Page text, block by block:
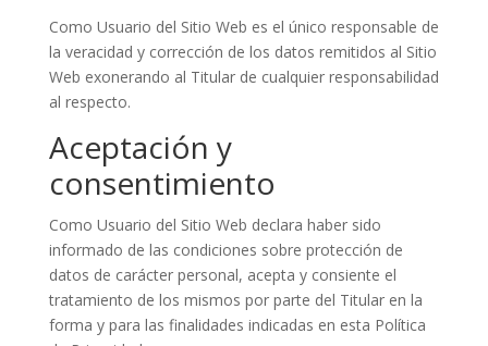
Como Usuario del Sitio Web es el único responsable de
la veracidad y corrección de los datos remitidos al Sitio
Web exonerando al Titular de cualquier responsabilidad
al respecto.
Aceptación y
consentimiento
Como Usuario del Sitio Web declara haber sido
informado de las condiciones sobre protección de
datos de carácter personal, acepta y consiente el
tratamiento de los mismos por parte del Titular en la
forma y para las finalidades indicadas en esta Política